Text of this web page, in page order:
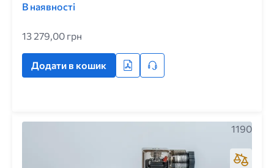
В наявності
13 279,00 грн
Додати в кошик
1190